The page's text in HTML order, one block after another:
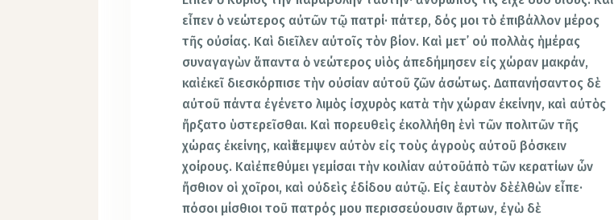
εἶπεν ὁ νεώτερος αὐτῶν τῷ πατρί· πάτερ, δός μοι τὸ ἐπιβάλλον μέρος
τῆς οὐσίας. Καὶ διεῖλεν αὐτοῖς τὸν βίον. Καὶ μετ᾿ οὐ πολλὰς ἡμέρας
συναγαγὼν ἅπαντα ὁ νεώτερος υἱὸς ἀπεδήμησεν εἰς χώραν μακράν,
καὶἐκεῖ διεσκόρπισε τὴν οὐσίαν αὐτοῦ ζῶν ἀσώτως. Δαπανήσαντος δὲ
αὐτοῦ πάντα ἐγένετο λιμὸς ἰσχυρὸς κατὰ τὴν χώραν ἐκείνην, καὶ αὐτὸς
ἤρξατο ὑστερεῖσθαι. Καὶ πορευθεὶς ἐκολλήθη ἑνὶ τῶν πολιτῶν τῆς
χώρας ἐκείνης, καὶἔπεμψεν αὐτὸν εἰς τοὺς ἀγροὺς αὐτοῦ βόσκειν
χοίρους. Καὶἐπεθύμει γεμίσαι τὴν κοιλίαν αὐτοῦἀπὸ τῶν κερατίων ὧν
ἤσθιον οἱ χοῖροι, καὶ οὐδεὶς ἐδίδου αὐτῷ. Εἰς ἑαυτὸν δὲἐλθὼν εἶπε·
πόσοι μίσθιοι τοῦ πατρός μου περισσεύουσιν ἄρτων, ἐγὼ δὲ